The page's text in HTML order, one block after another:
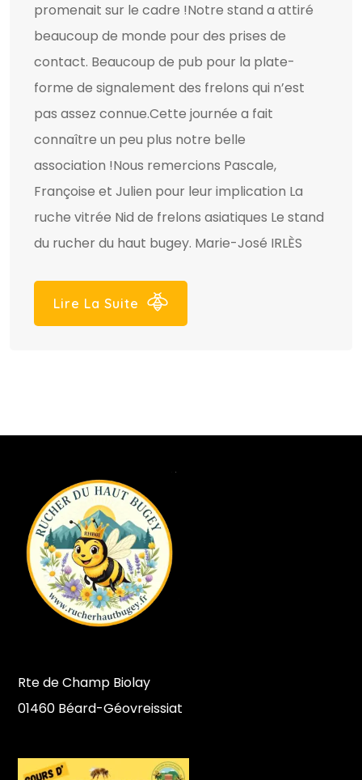
promenait sur le cadre !Notre stand a attiré
beaucoup de monde pour des prises de
contact. Beaucoup de pub pour la plate-
forme de signalement des frelons qui n’est
pas assez connue.Cette journée a fait
connaître un peu plus notre belle
association !Nous remercions Pascale,
Françoise et Julien pour leur implication La
ruche vitrée Nid de frelons asiatiques Le stand
du rucher du haut bugey. Marie-José IRLÈS
Lire La Suite
Rte de Champ Biolay
01460 Béard-Géovreissiat